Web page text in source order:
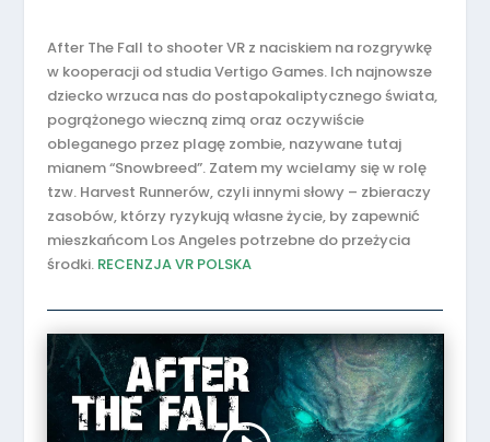
After The Fall to shooter VR z naciskiem na rozgrywkę
w kooperacji od studia Vertigo Games. Ich najnowsze
dziecko wrzuca nas do postapokaliptycznego świata,
pogrążonego wieczną zimą oraz oczywiście
obleganego przez plagę zombie, nazywane tutaj
mianem “Snowbreed”. Zatem my wcielamy się w rolę
tzw. Harvest Runnerów, czyli innymi słowy – zbieraczy
zasobów, którzy ryzykują własne życie, by zapewnić
mieszkańcom Los Angeles potrzebne do przeżycia
środki. RECENZJA VR POLSKA